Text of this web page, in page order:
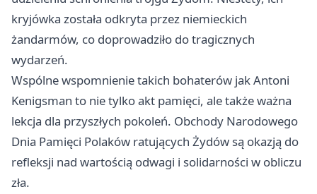
kryjówka została odkryta przez niemieckich
żandarmów, co doprowadziło do tragicznych
wydarzeń.
Wspólne wspomnienie takich bohaterów jak Antoni
Kenigsman to nie tylko akt pamięci, ale także ważna
lekcja dla przyszłych pokoleń. Obchody Narodowego
Dnia Pamięci Polaków ratujących Żydów są okazją do
refleksji nad wartością odwagi i solidarności w obliczu
zła.